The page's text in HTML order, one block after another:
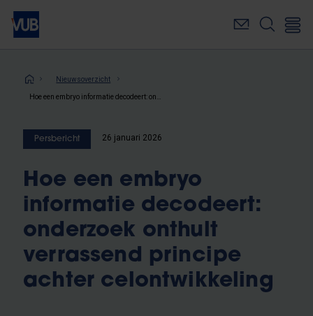
Overslaan
naar
inhoudKruimelpad
Nieuwsoverzicht
Persbericht 26 januari 2026
Hoe een embryo
informatie decodeert:
onderzoek onthult
verrassend principe
achter celontwikkeling